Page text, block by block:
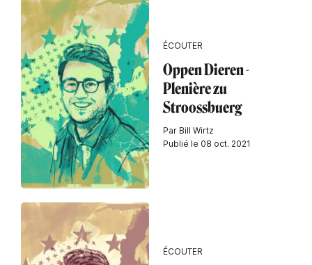
ÉCOUTER
Oppen Dieren -
Plenière zu
Stroossbuerg
Par Bill Wirtz
Publié le 08 oct. 2021
ÉCOUTER